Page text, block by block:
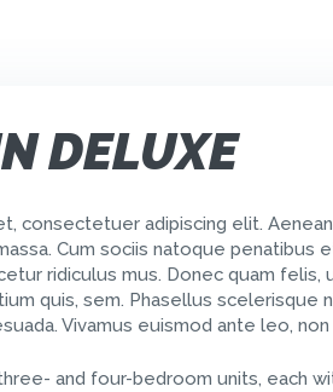
DELUXE
consectetuer adipiscing elit.
Cum sociis natoque penatibus
ridiculus mus. Donec quam felis,
quis, sem. Phasellus scelerisque
Vivamus euismod ante leo,
and four-bedroom units, each